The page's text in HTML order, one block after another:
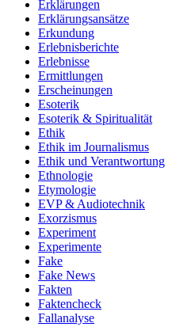
Erklärungen
Erklärungsansätze
Erkundung
Erlebnisberichte
Erlebnisse
Ermittlungen
Erscheinungen
Esoterik
Esoterik & Spiritualität
Ethik
Ethik im Journalismus
Ethik und Verantwortung
Ethnologie
Etymologie
EVP & Audiotechnik
Exorzismus
Experiment
Experimente
Fake
Fake News
Fakten
Faktencheck
Fallanalyse